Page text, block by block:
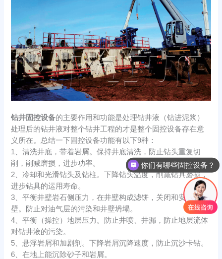
钻井固控设备的主要作用和功能是处理钻井液（钻进泥浆）
处理后的钻井液对整个钻井工程的才是整个固控设备存在意
义所在。总结一下固控设备功能有以下9种：
1、清洗井底，带着岩屑。保持井底清洗，防止钻头重复切
削，削减磨损，进步功率。
2、冷却和光滑钻头及钻柱。下降钻头温度，削减钻具磨损，
进步钻具的运用寿命。
3、平衡井壁岩石侧压力，在井壁构成滤饼，关闭和安稳井
壁。防止对油气层的污染和井壁坍塌。
4、平衡（操控）地层压力。防止井喷、井漏，防止地层流体
对钻井液的污染。
5、悬浮岩屑和加剧剂。下降岩屑沉降速度，防止沉沙卡钻。
6、在地上能沉除砂子和岩屑。
你们有哪些固控设备？